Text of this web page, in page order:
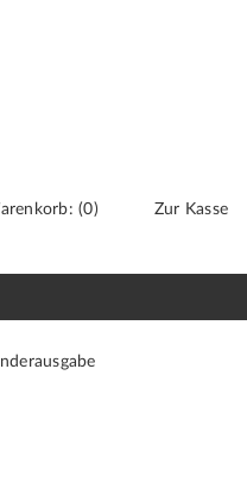
(0) Zur Kasse